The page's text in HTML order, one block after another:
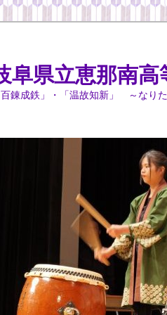
阜県立恵那南高
百錬成鉄」・「温故知新」 ～なり